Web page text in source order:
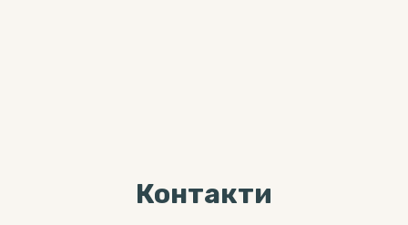
Контакти